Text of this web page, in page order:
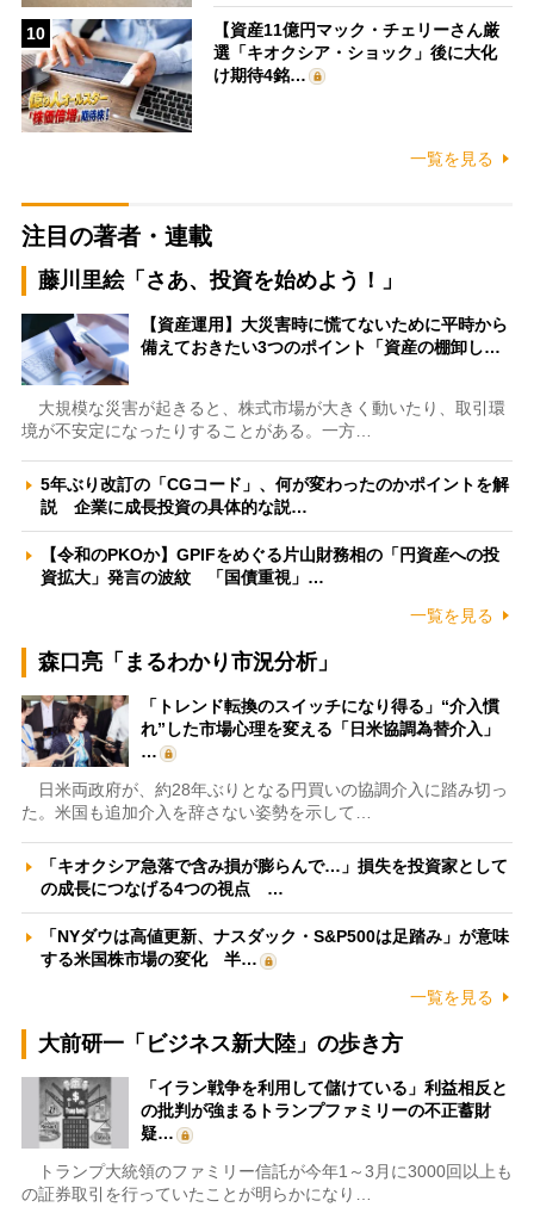
10
【資産11億円マック・チェリーさん厳
選「キオクシア・ショック」後に大化
け期待4銘…
一覧を見る
注目の著者・連載
藤川里絵「さあ、投資を始めよう！」
【資産運用】大災害時に慌てないために平時から
備えておきたい3つのポイント「資産の棚卸し…
大規模な災害が起きると、株式市場が大きく動いたり、取引環
境が不安定になったりすることがある。一方…
5年ぶり改訂の「CGコード」、何が変わったのかポイントを解
説 企業に成長投資の具体的な説…
【令和のPKOか】GPIFをめぐる片山財務相の「円資産への投
資拡大」発言の波紋 「国債重視」…
一覧を見る
森口亮「まるわかり市況分析」
「トレンド転換のスイッチになり得る」“介入慣
れ”した市場心理を変える「日米協調為替介入」
…
日米両政府が、約28年ぶりとなる円買いの協調介入に踏み切っ
た。米国も追加介入を辞さない姿勢を示して…
「キオクシア急落で含み損が膨らんで…」損失を投資家として
の成長につなげる4つの視点 …
「NYダウは高値更新、ナスダック・S&P500は足踏み」が意味
する米国株市場の変化 半…
一覧を見る
大前研一「ビジネス新大陸」の歩き方
「イラン戦争を利用して儲けている」利益相反と
の批判が強まるトランプファミリーの不正蓄財
疑…
トランプ大統領のファミリー信託が今年1～3月に3000回以上も
の証券取引を行っていたことが明らかになり…